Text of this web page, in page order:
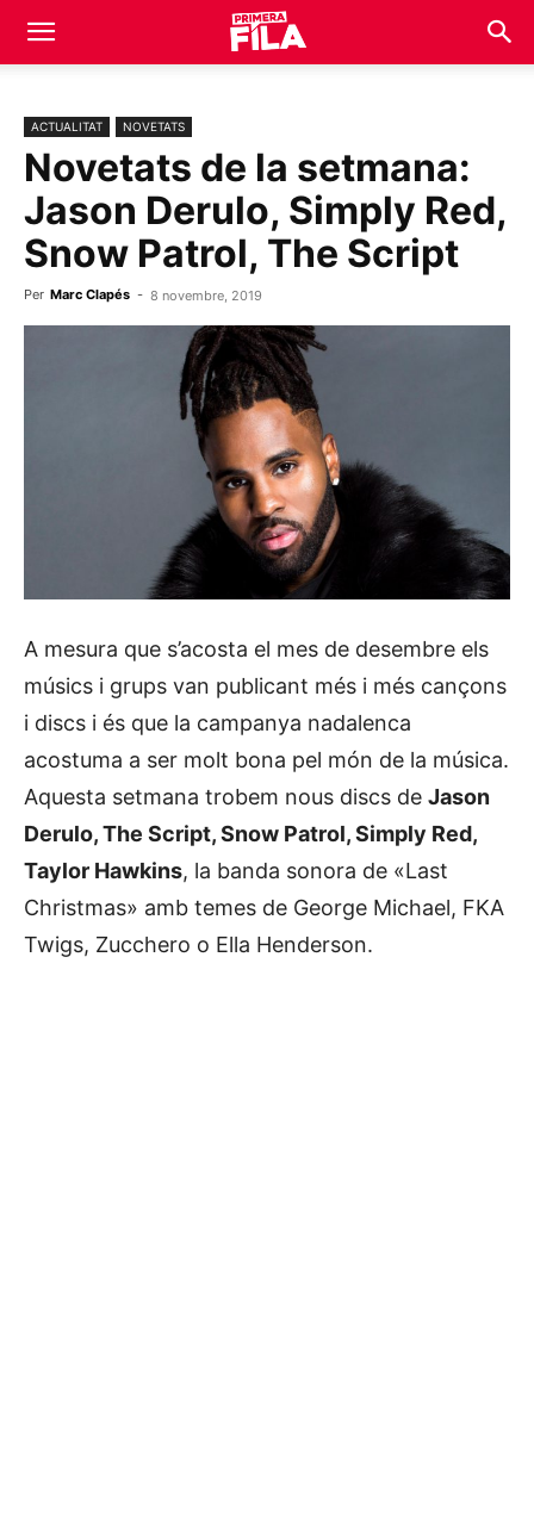
ACTUALITAT NOVETATS
Novetats de la setmana:
Jason Derulo, Simply Red,
Snow Patrol, The Script
Per Marc Clapés - 8 novembre, 2019
A mesura que s’acosta el mes de desembre els
músics i grups van publicant més i més cançons
i discs i és que la campanya nadalenca
acostuma a ser molt bona pel món de la música.
Aquesta setmana trobem nous discs de Jason
Derulo, The Script, Snow Patrol, Simply Red,
Taylor Hawkins, la banda sonora de «Last
Christmas» amb temes de George Michael, FKA
Twigs, Zucchero o Ella Henderson.